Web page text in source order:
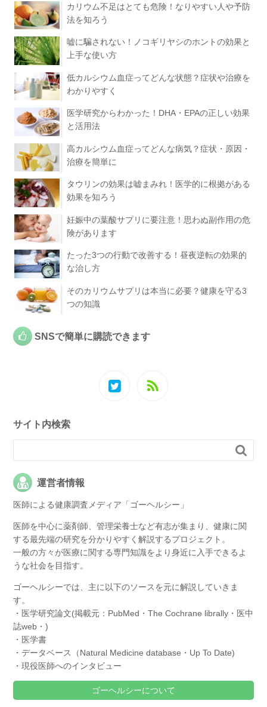
カリウム不足はとても危険！なりやすい人や予防
法を知ろう
嘘に騙されない！ノコギリヤシのホントの効果と
上手な使い方
低カルシウム血症ってどんな状態？症状や治療を
わかりやすく
医学研究からわかった！DHA・EPAの正しい効果
と活用法
高カルシウム血症ってどんな病気？症状・原因・
治療を簡単に
タウリンの効果は嘘まみれ！医学的に根拠がある
効果を知ろう
妊娠中の葉酸サプリに要注意！思わぬ副作用の危
険があります
たった3つの行動で改善する！昼夜逆転の効果的
な治し方
そのカリウムサプリは本当に必要？健康を守る3
つの知識
SNSで簡単に購読できます
サイト内検索

運営者情報
医師による健康調査メディア「ゴーヘルシー」
医師を中心に薬剤師、管理栄養士など有志が集まり、健康に関
する最先端の研究を分かりやすく解説するプロジェクト。
一般の方々が医療に関する専門知識をより身近に入手できるよ
うな社会を目指す。
ゴーヘルシーでは、主に以下のソースを元に解説していきま
す。
・医学研究論文(掲載元：PubMed・The Cochrane librally・医中
誌web・)
・医学書
・データベース（Natural Medicine database・Up To Date)
・現役医師へのインタビュー
ゴーヘルシーについて